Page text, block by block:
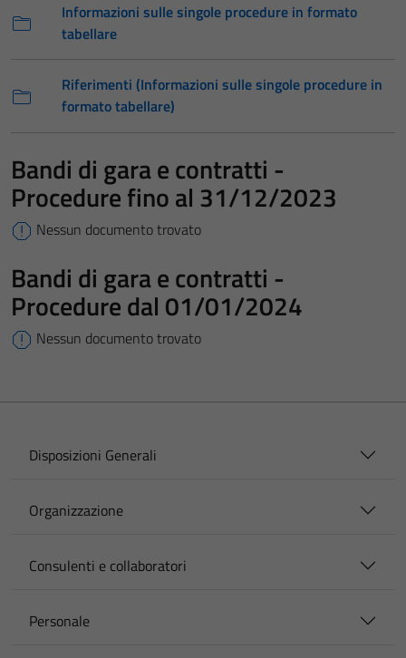
Informazioni sulle singole procedure in formato
tabellare
Riferimenti (Informazioni sulle singole procedure in
formato tabellare)
Bandi di gara e contratti -
Procedure fino al 31/12/2023
Nessun documento trovato
Bandi di gara e contratti -
Procedure dal 01/01/2024
Nessun documento trovato
Disposizioni Generali
Organizzazione
Consulenti e collaboratori
Personale